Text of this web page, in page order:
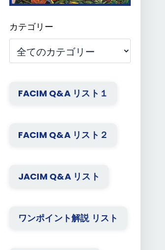
カテゴリー
FACIM Q&A リスト１
FACIM Q&A リスト２
JACIM Q&A リスト
ワンポイント解説 リスト